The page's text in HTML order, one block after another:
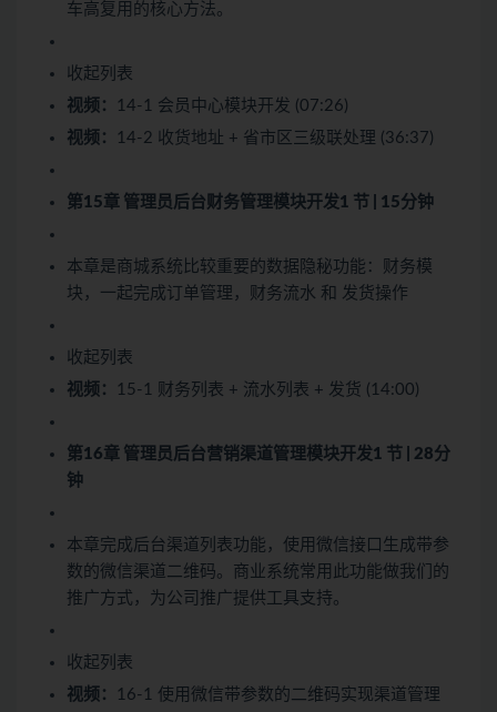
车高复用的核心方法。
收起列表
视频：
14-1 会员中心模块开发 (07:26)
视频：
14-2 收货地址 + 省市区三级联处理 (36:37)
第15章 管理员后台财务管理模块开发1 节 | 15分钟
本章是商城系统比较重要的数据隐秘功能：财务模
块，一起完成订单管理，财务流水 和 发货操作
收起列表
视频：
15-1 财务列表 + 流水列表 + 发货 (14:00)
第16章 管理员后台营销渠道管理模块开发1 节 | 28分
钟
本章完成后台渠道列表功能，使用微信接口生成带参
数的微信渠道二维码。商业系统常用此功能做我们的
推广方式，为公司推广提供工具支持。
收起列表
视频：
16-1 使用微信带参数的二维码实现渠道管理